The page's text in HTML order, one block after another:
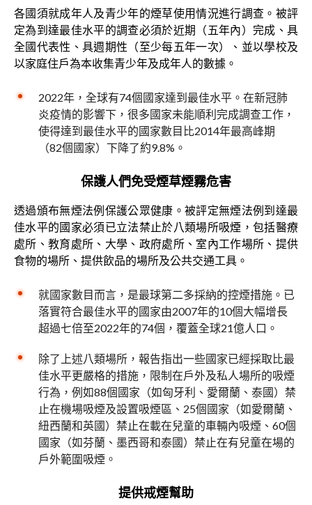
各國須就成年人及青少年的煙草使用情況進行調查。被評
定為到達最佳水平的調查必須於近期（五年內）完成、具
全國代表性、具週期性（至少每五年一次）、並以學校及
以家庭住戶為本收集青少年及成年人的數據。
2022年，全球有74個國家達到最佳水平。在新冠肺
炎疫情的影響下，很多國家未能順利完成調查工作，
使得達到最佳水平的國家數目比2014年最高峰期
（82個國家）下降了約9.8%。
保護人們免受煙草煙霧危害
透過頒布無煙法例保護公眾健康。被評定無煙法例到達最
佳水平的國家必須已立法禁止於八類場所吸煙，包括醫療
處所、教育處所、大學、政府處所、室內工作場所、提供
食物的場所、提供飲品的場所及公共交通工具。
就國家數目而言，是最球第二多採納的控煙措施。已
落實符合最佳水平的國家由2007年的10個大幅增長
超過七倍至2022年的74個，覆蓋全球21億人口。
除了上述八類場所，報告指出一些國家已經採取比最
佳水平更嚴格的措施，限制在戶外及私人場所的吸煙
行為，例如88個國家（如匈牙利、愛爾蘭、泰國）禁
止在機場吸煙及設置吸煙區、25個國家（如愛爾蘭、
紐西蘭和英國）禁止在載在兒童的車輛內吸煙、60個
國家（如芬蘭、墨西哥和泰國）禁止在有兒童在場的
戶外範圍吸煙。
提供戒煙幫助